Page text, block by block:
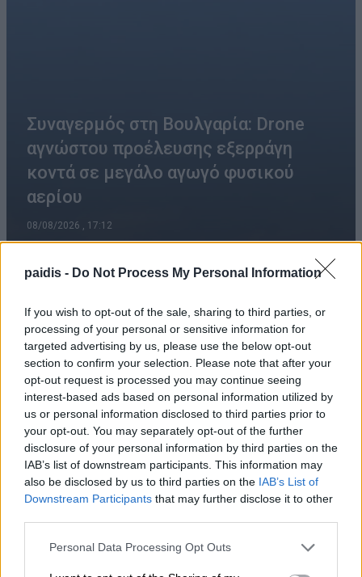
paidis - Do Not Process My Personal Information
If you wish to opt-out of the sale, sharing to third parties, or
processing of your personal or sensitive information for
targeted advertising by us, please use the below opt-out
section to confirm your selection. Please note that after your
opt-out request is processed you may continue seeing
interest-based ads based on personal information utilized by
us or personal information disclosed to third parties prior to
your opt-out. You may separately opt-out of the further
disclosure of your personal information by third parties on the
IAB’s list of downstream participants. This information may
also be disclosed by us to third parties on the IAB’s List of
Downstream Participants that may further disclose it to other
Personal Data Processing Opt Outs
Συναγερμός στη Βουλγαρία: Drone
αγνώστου προέλευσης εξερράγη
κοντά σε μεγάλο αγωγό φυσικού
αερίου
08/08/2026 , 17:12
μια μύγα; Το παράξενο πείραμα που
έδωσε την απάντηση
08/08/2026 , 15:47
Η Ελλάδα χάνει το τρένο των startups:
Εκτός top 50 την ώρα που Κύπρος,
Τουρκία, Ρουμανία, Βουλγαρία, Βόρεια
Μακεδονία και Αλβανία επιταχύνουν
08/08/2026 , 12:40
Συναγερμός για φωτιά σε σπίτι στον